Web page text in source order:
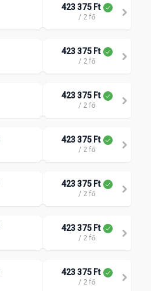
423 375 Ft
/ 2 fő
423 375 Ft
/ 2 fő
423 375 Ft
/ 2 fő
423 375 Ft
/ 2 fő
423 375 Ft
/ 2 fő
423 375 Ft
/ 2 fő
423 375 Ft
/ 2 fő